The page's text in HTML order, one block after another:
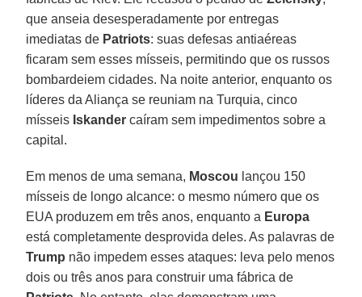
que anseia desesperadamente por entregas
imediatas de Patriots: suas defesas antiaéreas
ficaram sem esses mísseis, permitindo que os russos
bombardeiem cidades. Na noite anterior, enquanto os
líderes da Aliança se reuniam na Turquia, cinco
mísseis Iskander caíram sem impedimentos sobre a
capital.
Em menos de uma semana, Moscou lançou 150
mísseis de longo alcance: o mesmo número que os
EUA produzem em três anos, enquanto a Europa
está completamente desprovida deles. As palavras de
Trump não impedem esses ataques: leva pelo menos
dois ou três anos para construir uma fábrica de